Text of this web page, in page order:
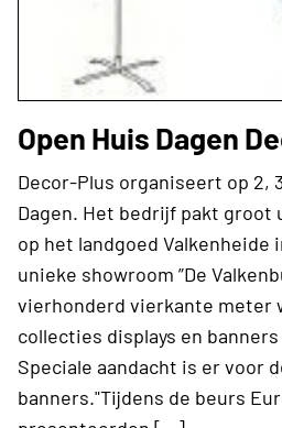
Open Huis Dagen
Decor-Plus organiseert op 2,
Dagen. Het bedrijf pakt groot
op het landgoed Valkenheide
unieke showroom ”De
vierhonderd vierkante meter
collecties displays en
Speciale aandacht is er voor
banners."Tijdens de beurs